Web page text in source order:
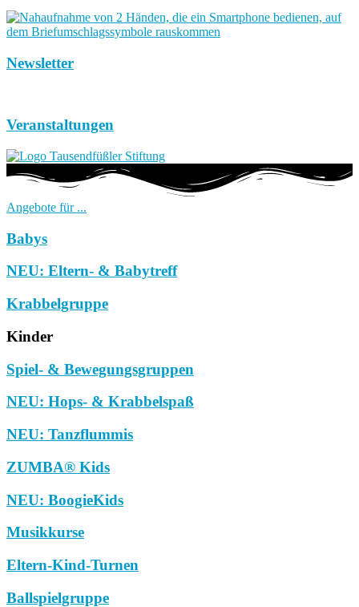
Newsletter
Veranstaltungen
Angebote für ...
Babys
NEU: Eltern- & Babytreff
Krabbelgruppe
Kinder
Spiel- & Bewegungsgruppen
NEU: Hops- & Krabbelspaß
NEU: Tanzflummis
ZUMBA® Kids
NEU: BoogieKids
Musikkurse
Eltern-Kind-Turnen
Ballspielgruppe